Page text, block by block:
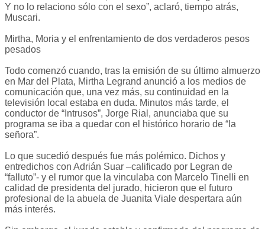
Y no lo relaciono sólo con el sexo”, aclaró, tiempo atrás,
Muscari.
Mirtha, Moria y el enfrentamiento de dos verdaderos pesos
pesados
Todo comenzó cuando, tras la emisión de su último almuerzo
en Mar del Plata, Mirtha Legrand anunció a los medios de
comunicación que, una vez más, su continuidad en la
televisión local estaba en duda. Minutos más tarde, el
conductor de “Intrusos”, Jorge Rial, anunciaba que su
programa se iba a quedar con el histórico horario de “la
señora”.
Lo que sucedió después fue más polémico. Dichos y
entredichos con Adrián Suar –calificado por Legran de
“falluto”- y el rumor que la vinculaba con Marcelo Tinelli en
calidad de presidenta del jurado, hicieron que el futuro
profesional de la abuela de Juanita Viale despertara aún
más interés.